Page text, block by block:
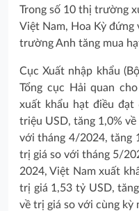
Trong số 10 thị trường
Việt Nam, Hoa Kỳ đứng
trường Anh tăng mua
Cục Xuất nhập khẩu
Tổng cục Hải quan
xuất khẩu hạt điều đạt
triệu USD, tăng 1,0%
với tháng 4/2024, tăng
trị giá so với tháng 5/
2024, Việt Nam xuất
trị giá 1,53 tỷ USD,
về trị giá so với cùng kỳ